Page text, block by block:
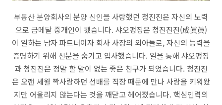
부동산 분양회사의 분양 신인을 사랑했던 청진진은 자신의 노력
으로 금메달 중개인이 됐습니다. 샤오펑징은 청진진진(成眞眞)
이 일하는 남자 파트너이자 회사 사장의 외아들로, 자신의 능력을
증명하기 위해 신분을 숨기고 입사했습니다. 일을 통해 샤오펑징
과 청진진은 정말 할 말이 없는 좋은 친구가 되었습니다. 청진진
은 오랜 세월 짝사랑하던 선배를 직장 때문에 만나 사랑을 키워왔
지만 어울리지 않는다는 것을 깨닫고 헤어졌습니다. 핵심인력의